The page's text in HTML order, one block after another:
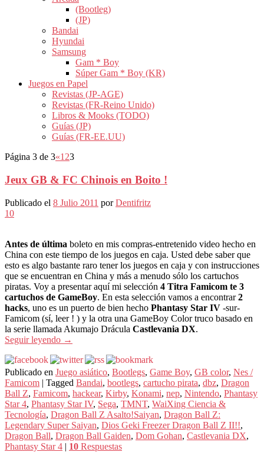
(Bootleg)
(JP)
Bandai
Hyundai
Samsung
Gam * Boy
Súper Gam * Boy (KR)
Juegos en Papel
Revistas (JP-AGE)
Revistas (FR-Reino Unido)
Libros & Mooks (TODO)
Guías (JP)
Guías (FR-EE.UU)
Página 3 de 3«1 23
Jeux GB & FC Chinois en Boito !
Publicado el 8 Julio 2011 porDentifritz
10
Antes de última boleto en mis compras-entretenido video hecho en
China con este tiempo de los juegos en caja. Usted debe saber que
esto es algo bastante raro tener los juegos en caja y con instrucciones
que se encuentran en China y más a menudo sólo los cartuchos
piratas. Voy a presentar aquí mi selección 4 Titra Famicom te 3
cartuchos de GameBoy. En esta selección vamos a encontrar2
hacks, uno es un puerto de bien hecho Phantasy Star IV -sur-
Famicom (sí, leer ! ) y la otra una GameBoy Color truco basado en
la serie llamada Akumajo Drácula Castlevania DX.
Seguir leyendo →
Publicado en Juego asiático, Bootlegs, Game Boy, GB color, Nes /
Famicom | Tagged Bandai, bootlegs, cartucho pirata, dbz, Dragon
Ball Z, Famicom, hackear, Kirby, Konami, nep, Nintendo, Phantasy
Star 4, Phantasy Star IV, Sega, TMNT, WaiXing Ciencia &
Tecnología, Dragon Ball Z Asalto!Saiyan, Dragon Ball Z:
Legendary Super Saiyan, Dios Geki Freezer Dragon Ball Z II!!,
Dragon Ball, Dragon Ball Gaiden, Dom Gohan, Castlevania DX,
Phantasy Star 4 | 10 Respuestas